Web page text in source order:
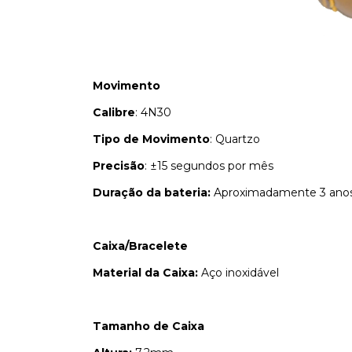
Movimento
Calibre: 4N30
Tipo de Movimento: Quartzo
Precisão: ±15 segundos por mês
Duração da bateria: Aproximadamente 3
Caixa/Bracelete
Material da Caixa: Aço inoxidável
Tamanho de Caixa